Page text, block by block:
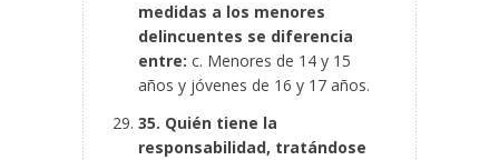
medidas a los menores
delincuentes se diferencia
entre: c. Menores de 14 y 15
años y jóvenes de 16 y 17 años.
35. Quién tiene la
responsabilidad, tratándose